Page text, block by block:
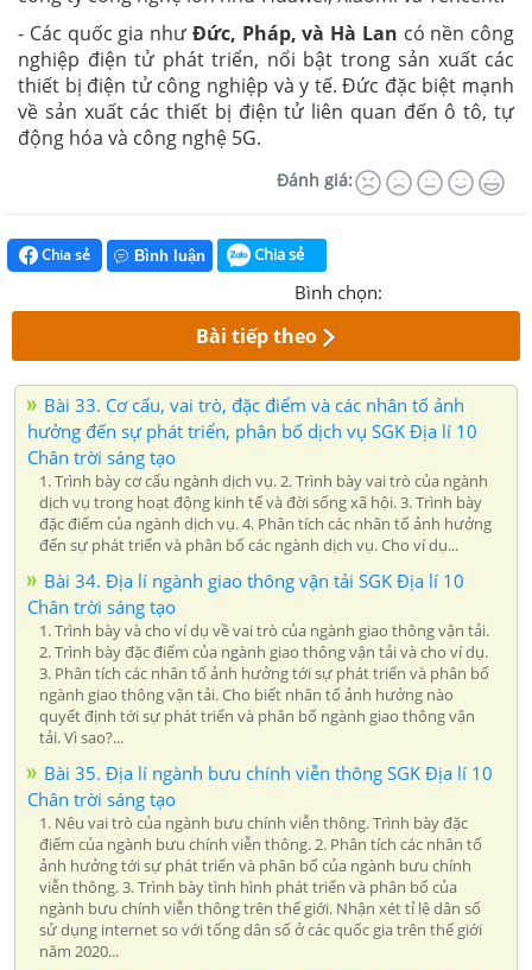
- Các quốc gia như Đức, Pháp, và Hà Lan có nền công
nghiệp điện tử phát triển, nổi bật trong sản xuất các
thiết bị điện tử công nghiệp và y tế. Đức đặc biệt mạnh
về sản xuất các thiết bị điện tử liên quan đến ô tô, tự
động hóa và công nghệ 5G.
Đánh giá:
Chia sẻ Bình luận Chia sẻ
Bình chọn:
Bài tiếp theo
Bài 33. Cơ cấu, vai trò, đặc điểm và các nhân tố ảnh
hưởng đến sự phát triển, phân bố dịch vụ SGK Địa lí 10
Chân trời sáng tạo
1. Trình bày cơ cấu ngành dịch vụ. 2. Trình bày vai trò của ngành
dịch vụ trong hoạt động kinh tế và đời sống xã hội. 3. Trình bày
đặc điểm của ngành dịch vụ. 4. Phân tích các nhân tố ảnh hưởng
đến sự phát triển và phân bố các ngành dịch vụ. Cho ví dụ...
Bài 34. Địa lí ngành giao thông vận tải SGK Địa lí 10
Chân trời sáng tạo
1. Trình bày và cho ví dụ về vai trò của ngành giao thông vận tải.
2. Trình bày đặc điểm của ngành giao thông vận tải và cho ví dụ.
3. Phân tích các nhân tố ảnh hưởng tới sự phát triển và phân bố
ngành giao thông vận tải. Cho biết nhân tố ảnh hưởng nào
quyết định tới sự phát triển và phân bố ngành giao thông vận
tải. Vì sao?...
Bài 35. Địa lí ngành bưu chính viễn thông SGK Địa lí 10
Chân trời sáng tạo
1. Nêu vai trò của ngành bưu chính viễn thông. Trình bày đặc
điểm của ngành bưu chính viễn thông. 2. Phân tích các nhân tố
ảnh hưởng tới sự phát triển và phân bố của ngành bưu chính
viễn thông. 3. Trình bày tình hình phát triển và phân bố của
ngành bưu chính viễn thông trên thế giới. Nhận xét tỉ lệ dân số
sử dụng internet so với tổng dân số ở các quốc gia trên thế giới
năm 2020...